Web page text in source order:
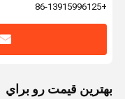
+86-13915996125
بهترين قيمت رو براي